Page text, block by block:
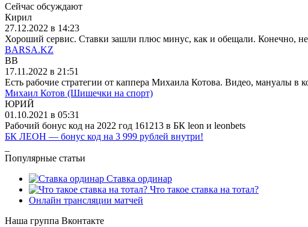
Сейчас обсуждают
Кирил
27.12.2022 в 14:23
Хороший сервис. Ставки зашли плюс минус, как и обещали. Конечно, не
BARSA.KZ
BB
17.11.2022 в 21:51
Есть рабочие стратегии от каппера Михаила Котова. Видео, мануалы в
Михаил Котов (Шишечки на спорт)
ЮРИЙ
01.10.2021 в 05:31
Рабочий бонус код на 2022 год 161213 в БК leon и leonbets
БК ЛЕОН — бонус код на 3 999 рублей внутри!
Популярные статьи
Ставка ординар
Что такое ставка на тотал?
Онлайн трансляции матчей
Наша группа Вконтакте